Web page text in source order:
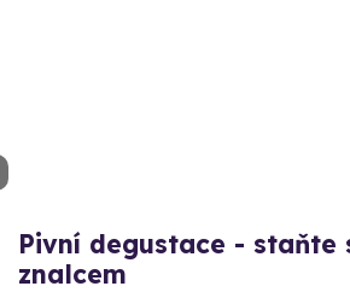
Pivní degustace - staňte
znalcem